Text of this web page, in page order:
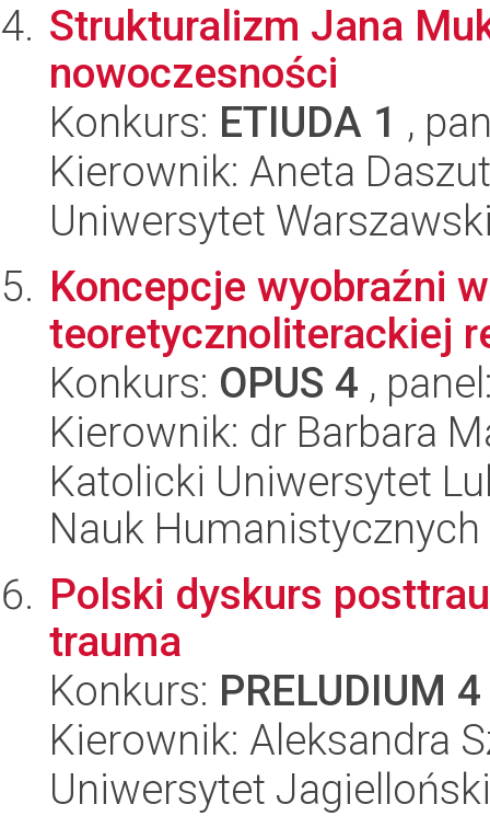
Strukturalizm Jana
nowoczesności
Konkurs: ETIUDA 1 ,
Kierownik: Aneta
Uniwersytet
Koncepcje wyobraźni
teoretycznoliterackiej
Konkurs: OPUS 4 ,
Kierownik: dr Barbara
Katolicki Uniwersytet
Nauk Humanistycznych
Polski dyskurs
trauma
Konkurs: PRELUDIUM 4
Kierownik: Aleksandra
Uniwersytet